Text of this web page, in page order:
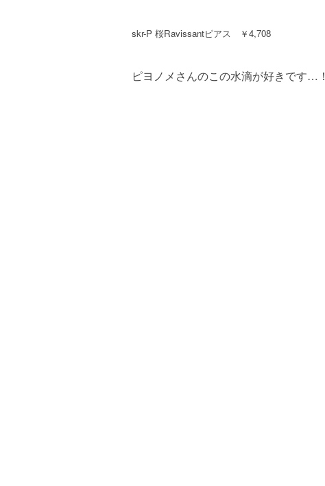
skr-P 桜Ravissantピアス ￥4,708
ピヨノメさんのこの水滴が好きです…！